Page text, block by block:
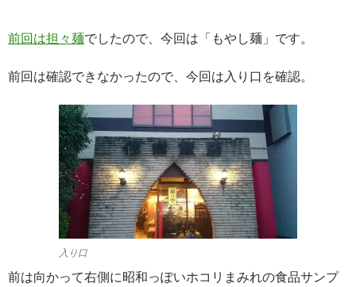
前回は担々麺でしたので、今回は「もやし麺」です。
前回は確認できなかったので、今回は入り口を確認。
入り口
前は向かって右側に昭和っぽいホコリまみれの食品サンプ